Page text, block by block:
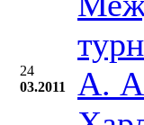
24
03.2011
А.